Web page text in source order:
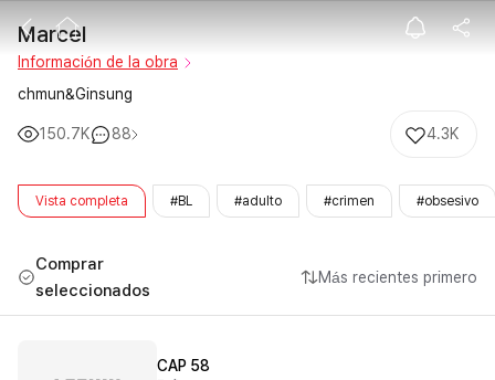
Marcel
Marcel
Información de la obra
chmun&Ginsung
150.7K 88 4.3K
Vista completa #BL #adulto #crimen #obsesivo
Comprar
seleccionados
Más recientes primero
CAP 58